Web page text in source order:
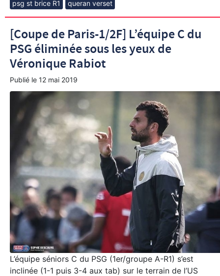
psg st brice R1 queran verset
[Coupe de Paris-1/2F] L’équipe C du
PSG éliminée sous les yeux de
Véronique Rabiot
Publié le 12 mai 2019
L’équipe séniors C du PSG (1er/groupe A-R1) s’est
inclinée (1-1 puis 3-4 aux tab) sur le terrain de l’US